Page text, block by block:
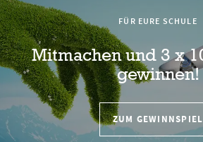
FÜR EURE SCHULE
Mitmachen und 3 x
gewinnen!
ZUM GEWINNSPIEL